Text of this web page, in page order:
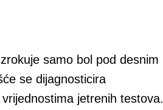
samo bol pod desnim
se dijagnosticira
jetrenih testova.